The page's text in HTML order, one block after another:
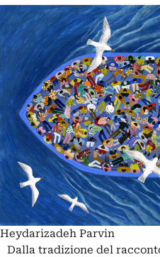
Heydarizadeh Parvin
Dalla tradizione del